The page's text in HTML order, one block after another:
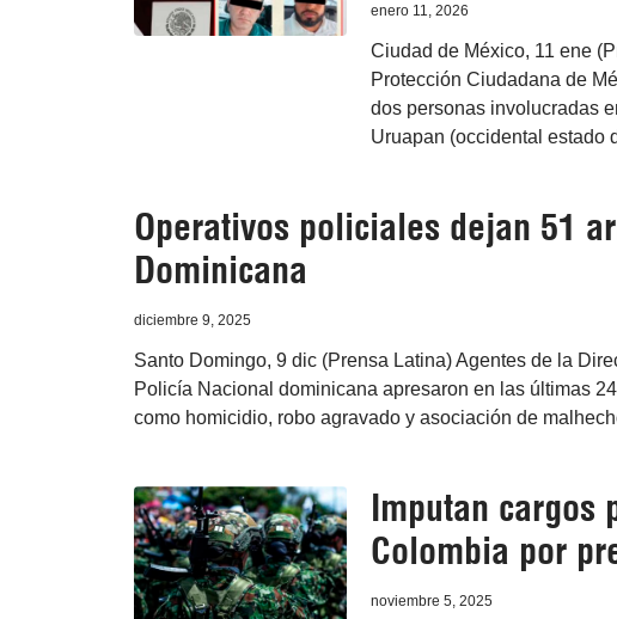
enero 11, 2026
Ciudad de México, 11 ene
Protección Ciudadana de
dos personas involucradas
Uruapan (occidental estado
Operativos policiales dejan 51
Dominicana
diciembre 9, 2025
Santo Domingo, 9 dic (Prensa Latina) Agentes de la
Policía Nacional dominicana apresaron en las últimas
como homicidio, robo agravado y asociación de
Imputan cargos
Colombia por
noviembre 5, 2025